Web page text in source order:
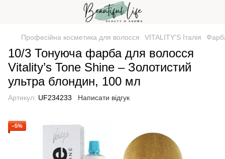
Професійна косметика для волосся VITALITY'S Італія
10/3 Тонуюча фарба для волосся
Vitality’s Tone Shine – Золотистий
ультра блондин, 100 мл
Артикул: UF234233 Написати відгук
−5%